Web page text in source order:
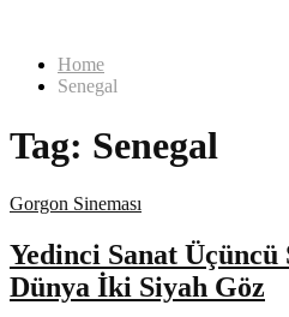
Home
Senegal
Tag: Senegal
Gorgon Sineması
Yedinci Sanat Üçüncü
Dünya İki Siyah Göz